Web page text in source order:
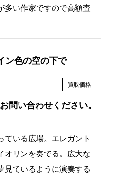
多い作家ですので高額査
ン色の空の下で
買取価格
問い合わせください。
ている広場。エレガント
オリンを奏でる。広大な
見ているように演奏する